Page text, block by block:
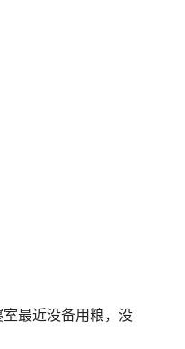
最近没备用粮，没